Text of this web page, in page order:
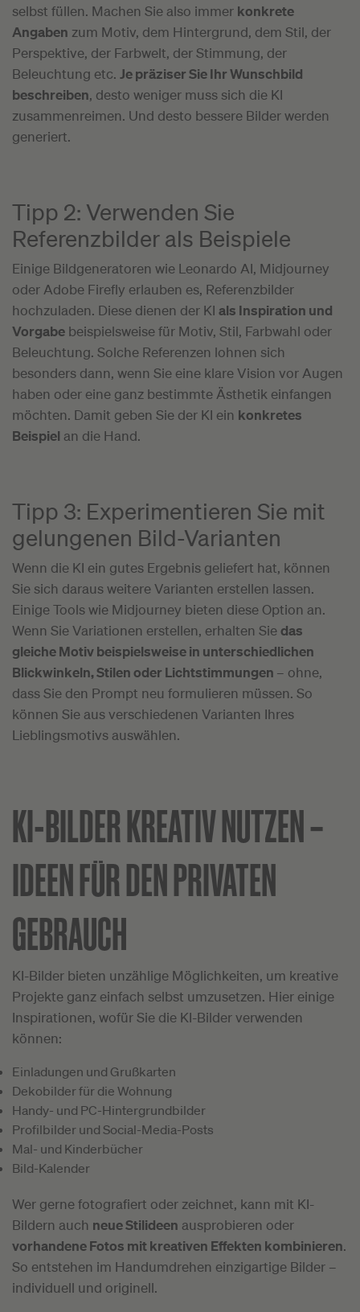
selbst füllen. Machen Sie also immer konkrete
Angaben zum Motiv, dem Hintergrund, dem Stil, der
Perspektive, der Farbwelt, der Stimmung, der
Beleuchtung etc. Je präziser Sie Ihr Wunschbild
beschreiben, desto weniger muss sich die KI
zusammenreimen. Und desto bessere Bilder werden
generiert.
Tipp 2: Verwenden Sie
Referenzbilder als Beispiele
Einige Bildgeneratoren wie Leonardo AI, Midjourney
oder Adobe Firefly erlauben es, Referenzbilder
hochzuladen. Diese dienen der KI als Inspiration und
Vorgabe beispielsweise für Motiv, Stil, Farbwahl oder
Beleuchtung. Solche Referenzen lohnen sich
besonders dann, wenn Sie eine klare Vision vor Augen
haben oder eine ganz bestimmte Ästhetik einfangen
möchten. Damit geben Sie der KI ein konkretes
Beispiel an die Hand.
Tipp 3: Experimentieren Sie mit
gelungenen Bild-Varianten
Wenn die KI ein gutes Ergebnis geliefert hat, können
Sie sich daraus weitere Varianten erstellen lassen.
Einige Tools wie Midjourney bieten diese Option an.
Wenn Sie Variationen erstellen, erhalten Siedas
gleiche Motiv beispielsweise in unterschiedlichen
Blickwinkeln, Stilen oder Lichtstimmungen – ohne,
dass Sie den Prompt neu formulieren müssen. So
können Sie aus verschiedenen Varianten Ihres
Lieblingsmotivs auswählen.
KI-BILDER KREATIV NUTZEN –
IDEEN FÜR DEN PRIVATEN
GEBRAUCH
KI-Bilder bieten unzählige Möglichkeiten, um kreative
Projekte ganz einfach selbst umzusetzen. Hier einige
Inspirationen, wofür Sie die KI-Bilder verwenden
können:
Einladungen und Grußkarten
Dekobilder für die Wohnung
Handy- und PC-Hintergrundbilder
Profilbilder und Social-Media-Posts
Mal- und Kinderbücher
Bild-Kalender
Wer gerne fotografiert oder zeichnet, kann mit KI-
Bildern auch neue Stilideen ausprobieren oder
vorhandene Fotos mit kreativen Effekten kombinieren.
So entstehen im Handumdrehen einzigartige Bilder –
individuell und originell.